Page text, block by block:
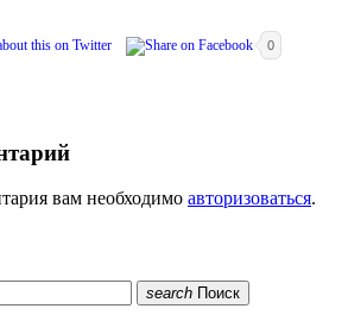
0
вам необходимо авторизоваться.
search Поиск